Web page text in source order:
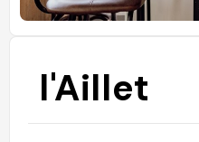
l'Aillet